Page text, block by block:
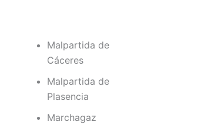
Malpartida de
Cáceres
Malpartida de
Plasencia
Marchagaz